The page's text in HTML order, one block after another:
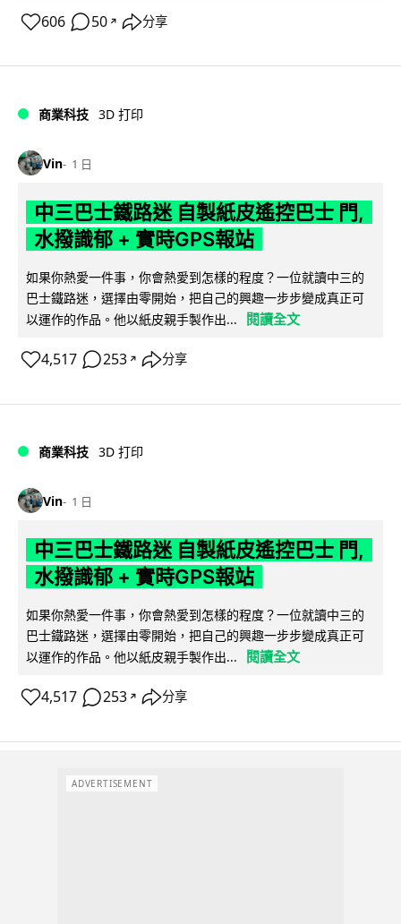
606 50 ↗ 分享
商業科技 3D 打印
Vin 1 日
中三巴士鐵路迷 自製紙皮遙控巴士 門,
水撥識郁 + 實時GPS報站
如果你熱愛一件事，你會熱愛到怎樣的程度？一位就讀中三的
巴士鐵路迷，選擇由零開始，把自己的興趣一步步變成真正可
以運作的作品。他以紙皮親手製作出...
閱讀全文
4,517 253 ↗ 分享
商業科技 3D 打印
Vin 1 日
中三巴士鐵路迷 自製紙皮遙控巴士 門,
水撥識郁 + 實時GPS報站
如果你熱愛一件事，你會熱愛到怎樣的程度？一位就讀中三的
巴士鐵路迷，選擇由零開始，把自己的興趣一步步變成真正可
以運作的作品。他以紙皮親手製作出...
閱讀全文
4,517 253 ↗ 分享
ADVERTISEMENT